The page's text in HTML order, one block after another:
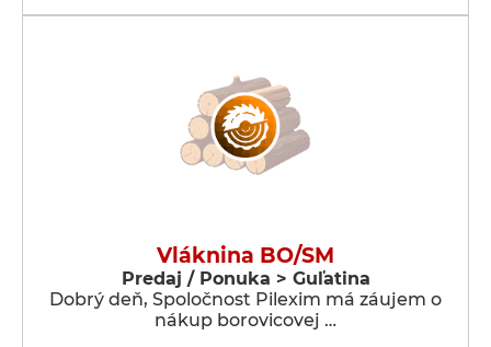
Vláknina BO/SM
Predaj / Ponuka > Guľatina
Dobrý deň, Spoločnost Pilexim má záujem o
nákup borovicovej …